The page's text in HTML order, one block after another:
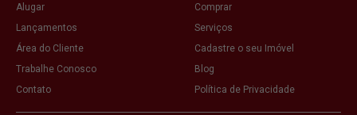
Alugar
Comprar
Lançamentos
Serviços
Área do Cliente
Cadastre o seu Imóvel
Trabalhe Conosco
Blog
Contato
Política de Privacidade